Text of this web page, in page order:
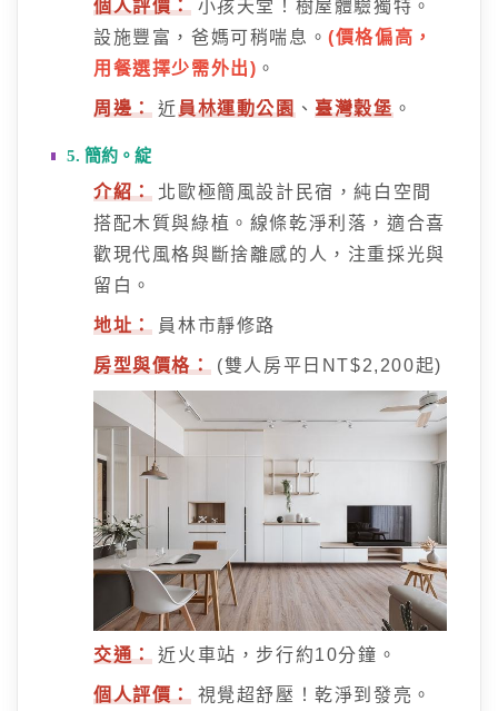
個人評價： 小孩天堂！樹屋體驗獨特。
設施豐富，爸媽可稍喘息。(價格偏高，
用餐選擇少需外出) 。
周邊：近員林運動公園、臺灣穀堡。
5. 簡約。綻
介紹：北歐極簡風設計民宿，純白空間
搭配木質與綠植。線條乾淨利落，適合喜
歡現代風格與斷捨離感的人，注重採光與
留白。
地址：員林市靜修路
房型與價格：(雙人房平日NT$2,200起)
交通：近火車站，步行約10分鐘。
個人評價： 視覺超舒壓！乾淨到發亮。